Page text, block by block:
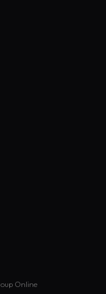
Online